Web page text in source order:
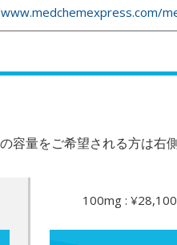
の容量をご希望される方は
100mg : ¥28,100